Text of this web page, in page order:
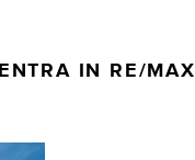
ENTRA IN RE/MAX